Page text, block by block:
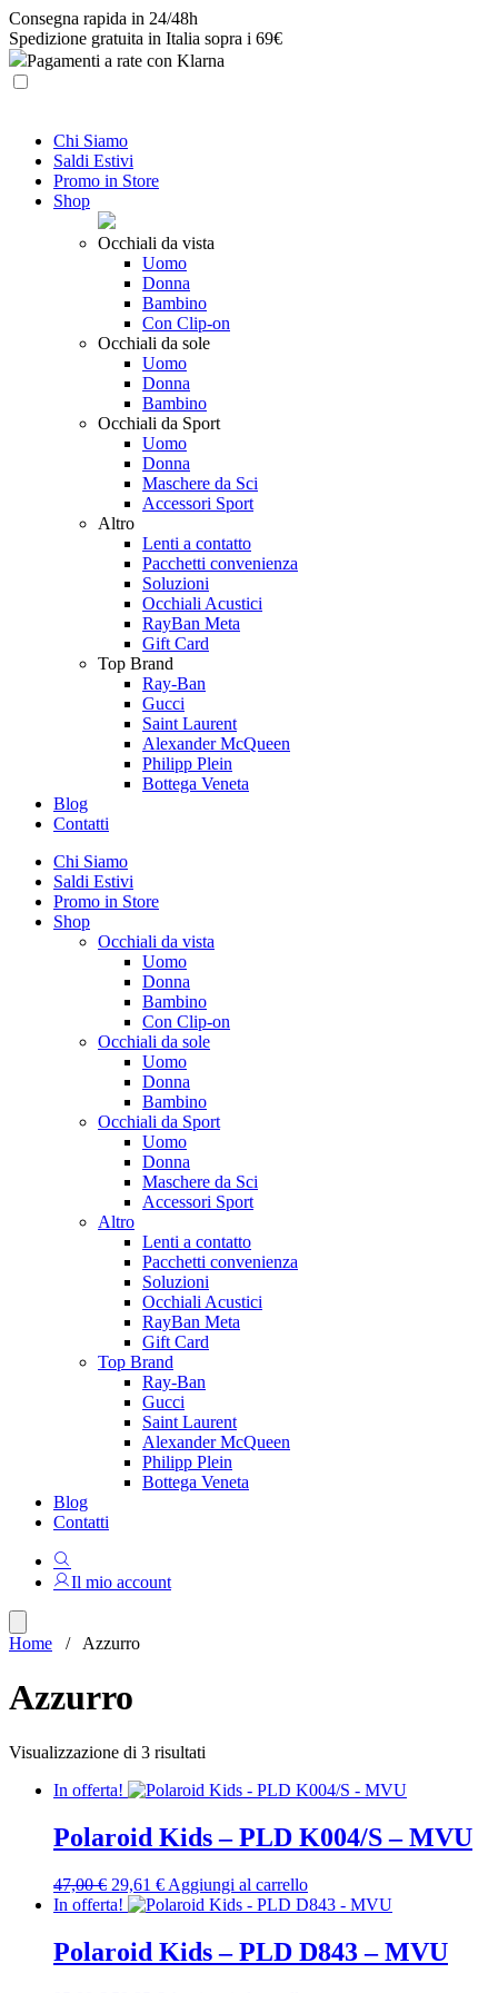
Skip
to
content
Consegna rapida in 24/48h
Spedizione gratuita in Italia sopra i 69€
Pagamenti a rate con Klarna
Chi Siamo
Saldi Estivi
Promo in Store
Shop
Occhiali da vista
Uomo
Donna
Bambino
Con Clip-on
Occhiali da sole
Uomo
Donna
Bambino
Occhiali da Sport
Uomo
Donna
Maschere da Sci
Accessori Sport
Altro
Lenti a contatto
Pacchetti convenienza
Soluzioni
Occhiali Acustici
RayBan Meta
Gift Card
Top Brand
Ray-Ban
Gucci
Saint Laurent
Alexander McQueen
Philipp Plein
Bottega Veneta
Blog
Contatti
Chi Siamo
Saldi Estivi
Promo in Store
Shop
Occhiali da vista
Uomo
Donna
Bambino
Con Clip-on
Occhiali da sole
Uomo
Donna
Bambino
Occhiali da Sport
Uomo
Donna
Maschere da Sci
Accessori Sport
Altro
Lenti a contatto
Pacchetti convenienza
Soluzioni
Occhiali Acustici
RayBan Meta
Gift Card
Top Brand
Ray-Ban
Gucci
Saint Laurent
Alexander McQueen
Philipp Plein
Bottega Veneta
Blog
Contatti
Il mio account
Home / Azzurro
Azzurro
Visualizzazione di 3 risultati
base
più
recente
In offerta!
Polaroid Kids – PLD K004/S – MVU
47,00€ Il
prezzo
era:
47,00 €.
29,61 €Il
prezzo
è:
29,61 €.
Aggiungi al carrello
In offerta!
Polaroid Kids – PLD D843 – MVU